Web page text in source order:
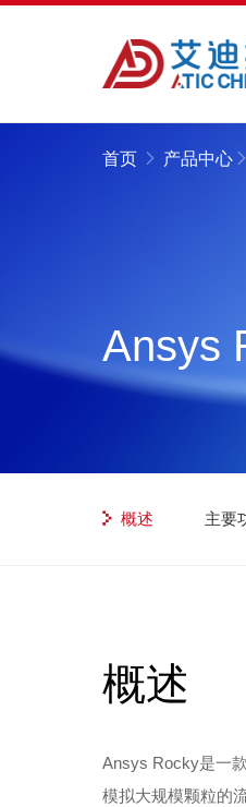
Ansys
首页 产品中心
概述 主要
概述
Ansys Rocky是一
模拟大规模颗粒的